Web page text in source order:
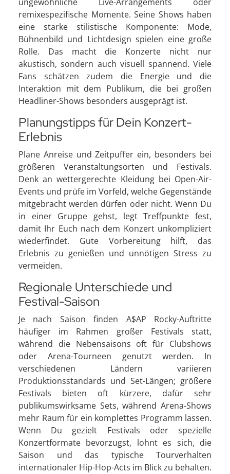
remixespezifische Momente. Seine Shows haben
eine starke stilistische Komponente: Mode,
Bühnenbild und Lichtdesign spielen eine große
Rolle. Das macht die Konzerte nicht nur
akustisch, sondern auch visuell spannend. Viele
Fans schätzen zudem die Energie und die
Interaktion mit dem Publikum, die bei großen
Headliner-Shows besonders ausgeprägt ist.
Planungstipps für Dein Konzert-
Erlebnis
Plane Anreise und Zeitpuffer ein, besonders bei
größeren Veranstaltungsorten und Festivals.
Denk an wettergerechte Kleidung bei Open-Air-
Events und prüfe im Vorfeld, welche Gegenstände
mitgebracht werden dürfen oder nicht. Wenn Du
in einer Gruppe gehst, legt Treffpunkte fest,
damit Ihr Euch nach dem Konzert unkompliziert
wiederfindet. Gute Vorbereitung hilft, das
Erlebnis zu genießen und unnötigen Stress zu
vermeiden.
Regionale Unterschiede und
Festival-Saison
Je nach Saison finden A$AP Rocky-Auftritte
häufiger im Rahmen großer Festivals statt,
während die Nebensaisons oft für Clubshows
oder Arena-Tourneen genutzt werden. In
verschiedenen Ländern variieren
Produktionsstandards und Set-Längen; größere
Festivals bieten oft kürzere, dafür sehr
publikumswirksame Sets, während Arena-Shows
mehr Raum für ein komplettes Programm lassen.
Wenn Du gezielt Festivals oder spezielle
Konzertformate bevorzugst, lohnt es sich, die
Saison und das typische Tourverhalten
internationaler Hip-Hop-Acts im Blick zu behalten.